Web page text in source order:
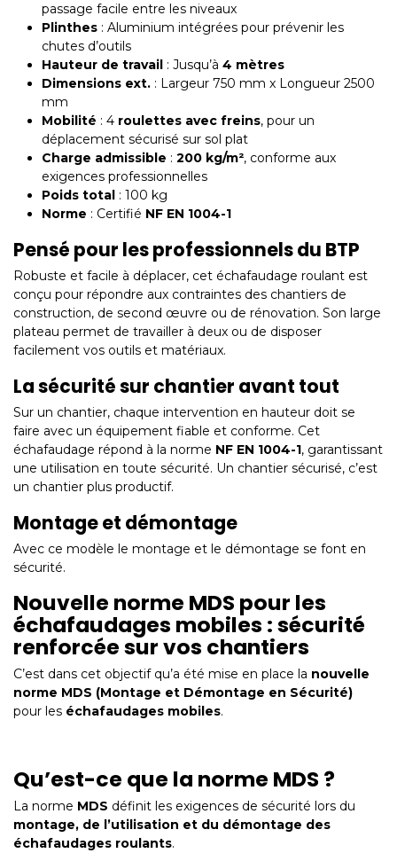
passage facile entre les niveaux
Plinthes : Aluminium intégrées pour prévenir les
chutes d’outils
Hauteur de travail : Jusqu’à 4 mètres
Dimensions ext. : Largeur 750 mm x Longueur 2500
mm
Mobilité : 4 roulettes avec freins, pour un
déplacement sécurisé sur sol plat
Charge admissible : 200 kg/m², conforme aux
exigences professionnelles
Poids total : 100 kg
Norme : Certifié NF EN 1004-1
Pensé pour les professionnels du BTP
Robuste et facile à déplacer, cet échafaudage roulant est
conçu pour répondre aux contraintes des chantiers de
construction, de second œuvre ou de rénovation. Son large
plateau permet de travailler à deux ou de disposer
facilement vos outils et matériaux.
La sécurité sur chantier avant tout
Sur un chantier, chaque intervention en hauteur doit se
faire avec un équipement fiable et conforme. Cet
échafaudage répond à la norme NF EN 1004-1, garantissant
une utilisation en toute sécurité. Un chantier sécurisé, c’est
un chantier plus productif.
Montage et démontage
Avec ce modèle le montage et le démontage se font en
sécurité.
Nouvelle norme MDS pour les
échafaudages mobiles : sécurité
renforcée sur vos chantiers
C’est dans cet objectif qu’a été mise en place la nouvelle
norme MDS (Montage et Démontage en Sécurité)
pour les échafaudages mobiles.
Qu’est-ce que la norme MDS ?
La norme MDS définit les exigences de sécurité lors du
montage, de l’utilisation et du démontage des
échafaudages roulants.